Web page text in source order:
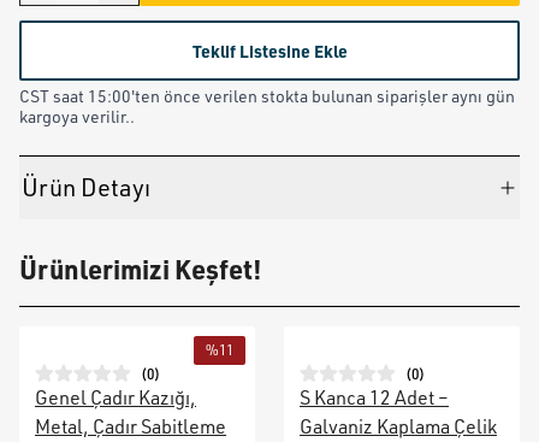
Teklif Listesine Ekle
CST saat 15:00'ten önce verilen stokta bulunan siparişler aynı gün
kargoya verilir..
Ürün Detayı
Ürünlerimizi Keşfet!
%11
(0)
Genel Çadır Kazığı,
Metal, Çadır Sabitleme
(0)
S Kanca 12 Adet –
Galvaniz Kaplama Çelik